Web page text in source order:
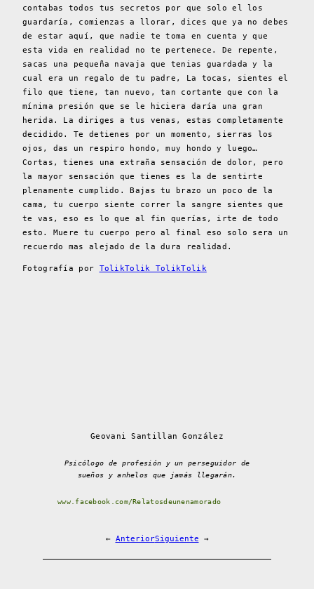
contabas todos tus secretos por que solo el los
guardaría, comienzas a llorar, dices que ya no debes
de estar aquí, que nadie te toma en cuenta y que
esta vida en realidad no te pertenece. De repente,
sacas una pequeña navaja que tenias guardada y la
cual era un regalo de tu padre, La tocas, sientes el
filo que tiene, tan nuevo, tan cortante que con la
mínima presión que se le hiciera daría una gran
herida. La diriges a tus venas, estas completamente
decidido. Te detienes por un momento, sierras los
ojos, das un respiro hondo, muy hondo y luego…
Cortas, tienes una extraña sensación de dolor, pero
la mayor sensación que tienes es la de sentirte
plenamente cumplido. Bajas tu brazo un poco de la
cama, tu cuerpo siente correr la sangre sientes que
te vas, eso es lo que al fin querías, irte de todo
esto. Muere tu cuerpo pero al final eso solo sera un
recuerdo mas alejado de la dura realidad.
Fotografía por TolikTolik TolikTolik
Geovani Santillan González
Psicólogo de profesión y un perseguidor de
sueños y anhelos que jamás llegarán.
www.facebook.com/Relatosdeunenamorado
← AnteriorSiguiente →